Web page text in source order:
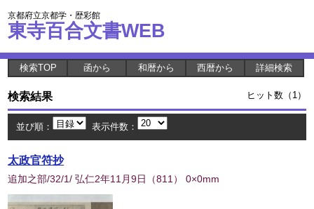
京都府立京都学・歴彩館
東寺百合文書WEB
検索TOP 函から 和暦から 西暦から 詳細検索
検索結果 ヒット数（1）
並び順： 表示件数：
太政官符抄
追加之部/32/1/ 弘仁2年11月9日 （811 ） 0×0mm